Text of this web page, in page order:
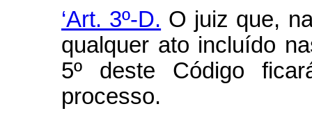
‘Art. 3º-D. O juiz que,
qualquer ato incluído
5º deste Código
processo.